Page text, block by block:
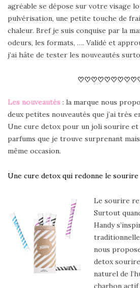
agréable se dépose sur votre visage
pulvérisation, une petite touche de
chaleur. Bref je suis conquise par la
odeurs, les formats, …. Validé et
j’ai hâte de tester les nouveautés
Les nouveautés : la marque nous
deux petites nouveautés que j’ai très
Une cure detox pour un joli sourire
parfums que je trouve surprenant
même occasion.
Une cure detox qui redonne le sourire
Le sourire
Surtout
Handy
nous
detox
naturel de
charbon actif